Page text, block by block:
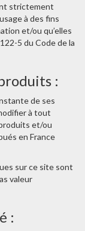
strictement
à des fins
et/ou qu’elles
5 du Code de la
:
de ses
à tout
et/ou
en France
sur ce site sont
valeur
: